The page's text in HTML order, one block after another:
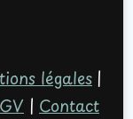
légales |
| Contact